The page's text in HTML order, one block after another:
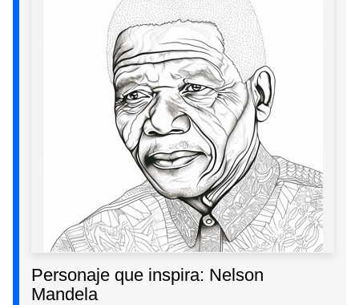
Personaje que inspira: Nelson
Mandela